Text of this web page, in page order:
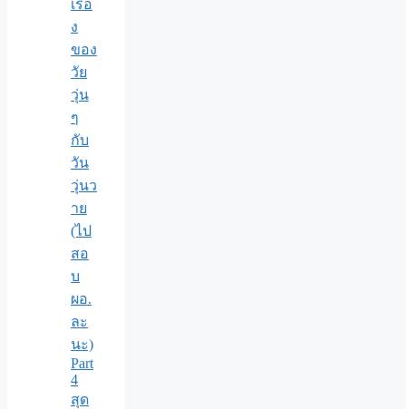
เรื่อ
ง
ของ
วัย
วุ่น
ๆ
กับ
วัน
วุ่นว
าย
(ไป
สอ
บ
ผอ.
ละ
นะ)
Part
4
สุด